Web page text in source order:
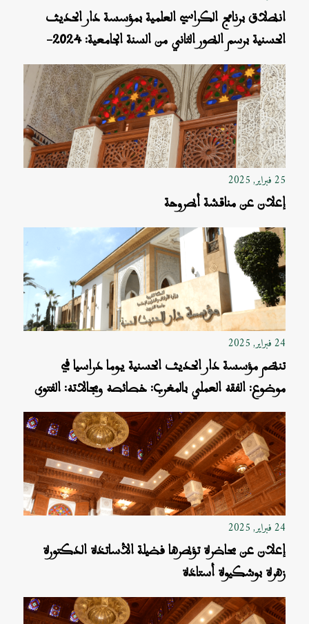
انطلاق برنامج الكراسي العلمية بمؤسسة دار الحديث
الحسنية برسم الطور الثاني من السنة الجامعية: 2024-
2025
25 فبراير, 2025
إعلان عن مناقشة أطروحة
24 فبراير, 2025
تنظم مؤسسة دار الحديث الحسنية يوما دراسيا في
موضوع: الفقه العملي بالمغرب: خصائصه ومجالاته: الفتوى
التشريع القضاء
24 فبراير, 2025
إعلان عن محاضرة تؤطرها فضيلة الأساتذة الدكتورة
زهرة بوشكيوة أستاذة